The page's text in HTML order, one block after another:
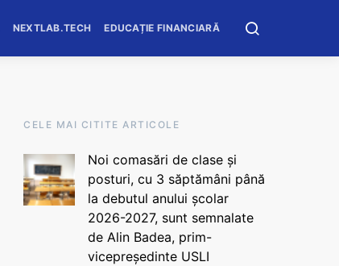
NEXTLAB.TECH EDUCAȚIE FINANCIARĂ
CELE MAI CITITE ARTICOLE
Noi comasări de clase și
posturi, cu 3 săptămâni până
la debutul anului școlar
2026-2027, sunt semnalate
de Alin Badea, prim-
vicepreședinte USLI